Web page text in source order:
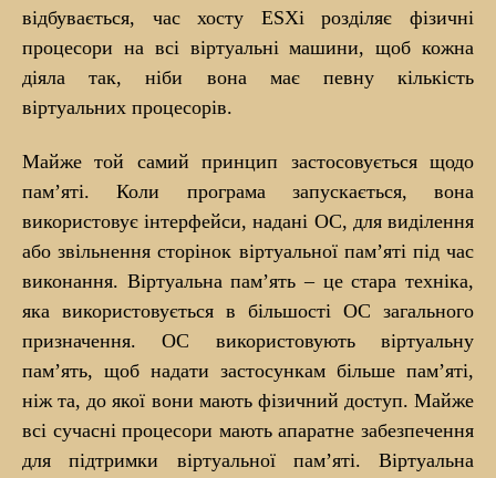
відбувається, час хосту ESXi розділяє фізичні
процесори на всі віртуальні машини, щоб кожна
діяла так, ніби вона має певну кількість
віртуальних процесорів.
Майже той самий принцип застосовується щодо
пам’яті. Коли програма запускається, вона
використовує інтерфейси, надані ОС, для виділення
або звільнення сторінок віртуальної пам’яті під час
виконання. Віртуальна пам’ять – це стара техніка,
яка використовується в більшості ОС загального
призначення. ОС використовують віртуальну
пам’ять, щоб надати застосункам більше пам’яті,
ніж та, до якої вони мають фізичний доступ. Майже
всі сучасні процесори мають апаратне забезпечення
для підтримки віртуальної пам’яті. Віртуальна